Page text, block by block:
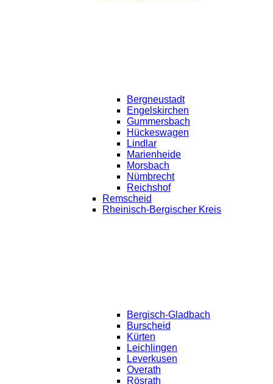
Bergneustadt
Engelskirchen
Gummersbach
Hückeswagen
Lindlar
Marienheide
Morsbach
Nümbrecht
Reichshof
Remscheid
Rheinisch-Bergischer Kreis
Bergisch-Gladbach
Burscheid
Kürten
Leichlingen
Leverkusen
Overath
Rösrath